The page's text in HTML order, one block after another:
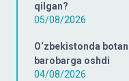
qilgan?
05/08/2026
O‘zbekistonda
barobarga oshdi
04/08/2026